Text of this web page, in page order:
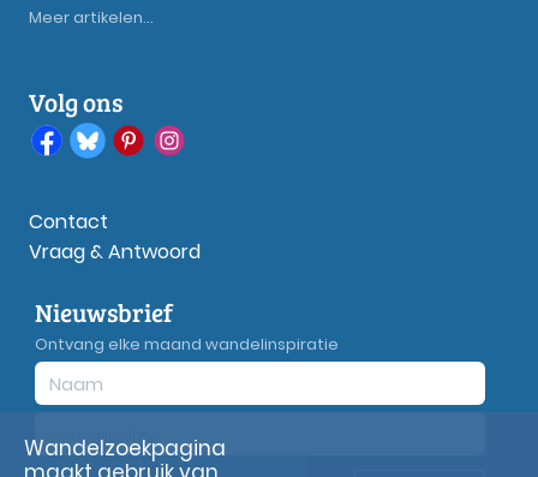
Meer artikelen...
Volg ons
Contact
Vraag & Antwoord
Nieuwsbrief
Ontvang elke maand wandelinspiratie
Wandelzoekpagina